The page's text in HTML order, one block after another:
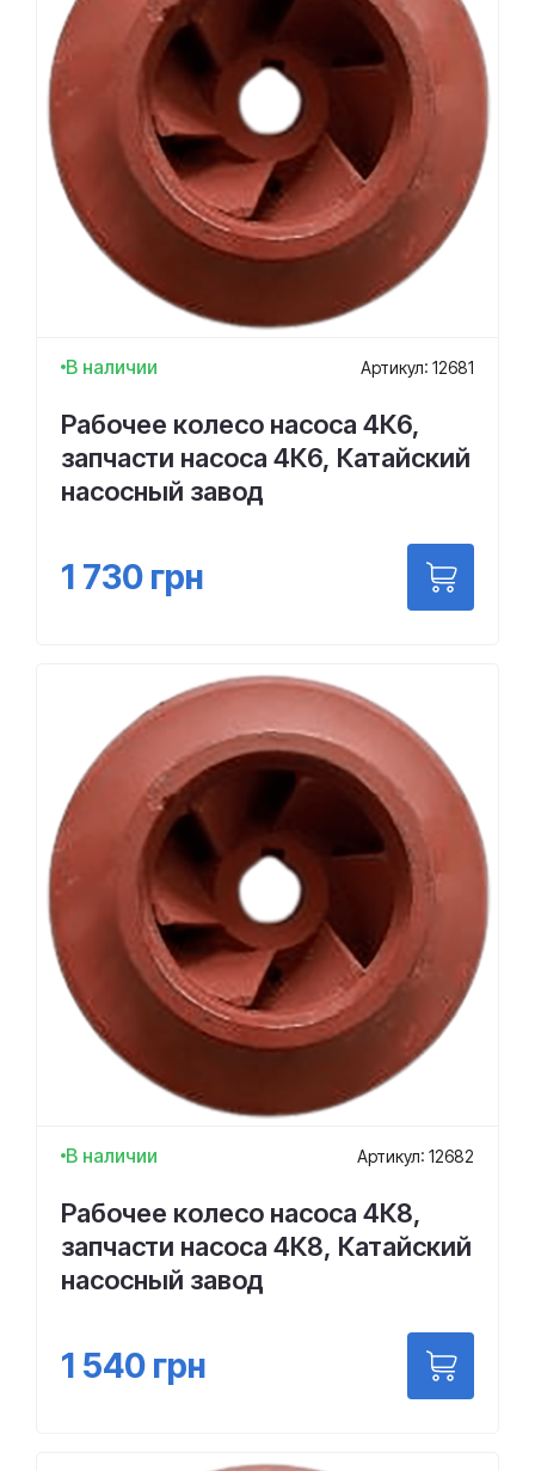
В наличии Артикул: 12681
Рабочее колесо насоса 4К6,
запчасти насоса 4К6, Катайский
насосный завод
1 730 грн
В наличии Артикул: 12682
Рабочее колесо насоса 4К8,
запчасти насоса 4К8, Катайский
насосный завод
1 540 грн